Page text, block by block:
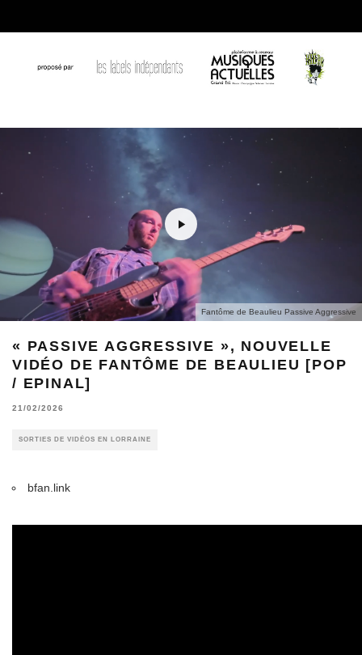
Fantôme de Beaulieu Passive Aggressive
« PASSIVE AGGRESSIVE », NOUVELLE
VIDÉO DE FANTÔME DE BEAULIEU [POP
/ EPINAL]
21/02/2026
SORTIES DE VIDÉOS EN LORRAINE
bfan.link